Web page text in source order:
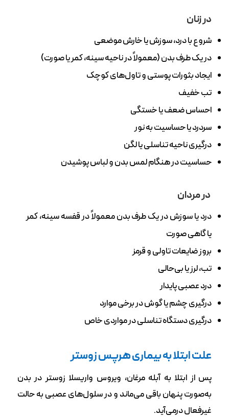
در زنان
شروع با درد، سوزش یا خارش موضعی
در یک طرف بدن (معمولاً در ناحیه سینه، کمر یا صورت)
ایجاد بثورات پوستی و تاول‌های کوچک
تب خفیف
احساس ضعف یا خستگی
سردرد یا حساسیت به نور
درگیری ناحیه تناسلی یا لگن
حساسیت در هنگام لمس بدن و لباس پوشیدن
در مردان
درد یا سوزش در یک طرف بدن معمولاً در قفسه سینه، کمر
یا گاهی صورت
بروز ضایعات تاولی و قرمز
تب، لرز یا بی‌حالی
درد عصبی پایدار
درگیری چشم یا گوش در برخی موارد
درگیری دستگاه تناسلی در مواردی خاص
علت ابتلا به بیماری هرپس زوستر
پس از ابتلا به آبله‌ مرغان، ویروس واریسلا زوستر در بدن
به‌صورت پنهان باقی می‌ماند و در سلول‌های عصبی به حالت
غیرفعال درمی‌آید.